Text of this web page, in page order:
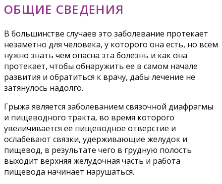
ОБЩИЕ СВЕДЕНИЯ
В большинстве случаев это заболевание протекает
незаметно для человека, у которого она есть, но всем
нужно знать чем опасна эта болезнь и как она
протекает, чтобы обнаружить ее в самом начале
развития и обратиться к врачу, дабы лечение не
затянулось надолго.
Грыжа является заболеванием связочной диафрагмы
и пищеводного тракта, во время которого
увеличивается ее пищеводное отверстие и
ослабевают связки, удерживающие желудок и
пищевод, в результате чего в грудную полость
выходит верхняя желудочная часть и работа
пищевода начинает нарушаться.